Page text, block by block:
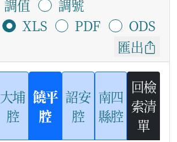
調值
調號
XLS
PDF
ODS
匯出
大埔
腔
饒平
腔
詔安
腔
南四
縣腔
回檢
索清
單